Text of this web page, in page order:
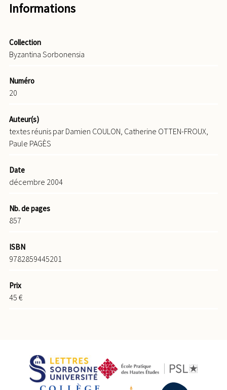
Informations
Collection
Byzantina Sorbonensia
Numéro
20
Auteur(s)
textes réunis par Damien COULON, Catherine OTTEN-FROUX,
Paule PAGÈS
Date
décembre 2004
Nb. de pages
857
ISBN
9782859445201
Prix
45 €